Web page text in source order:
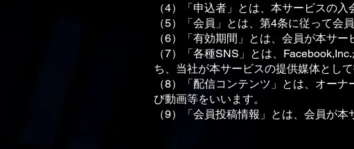
（4）「申込者」とは、本サービスの⼊
（5）「会員」とは、第4条に従って会
（6）「有効期間」とは、会員が本サ
（7）「各種SNS」とは、
ち、当社が本サービスの提供媒体とし
（8）「配信コンテンツ」とは、オー
び動画等をいいます。
（9）「会員投稿情報」とは、会員が